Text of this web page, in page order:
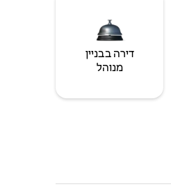
דירה בבניין
מנוהל